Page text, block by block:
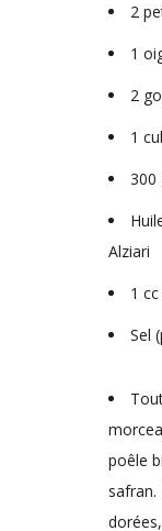
2
1
2
1
300
Alziari
1
Sel
poêle